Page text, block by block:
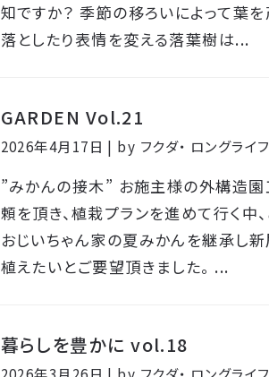
知ですか？ 季節の移ろいによって葉
落としたり表情を変える落葉樹は...
GARDEN Vol.21
2026年4月17日 | by フクダ・ ロングライ
”みかんの接木” お施主様の外構造
頼を頂き、植栽プランを進めて行く中
おじいちゃん家の夏みかんを継承し
植えたいとご要望頂きました。 ...
暮らしを豊かに vol.18